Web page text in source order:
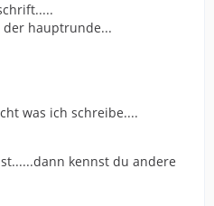
der hauptrunde...
was ich schreibe....
kennst du andere